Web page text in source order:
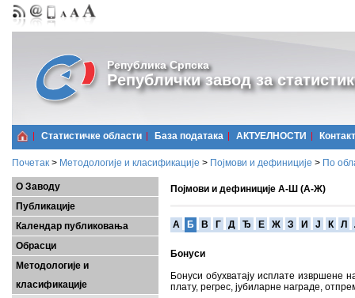
Република Српска
Републички завод за
Статистичке области Базa података АКТУЕЛНОСТИ Контакт
Почетак > Методологије и класификације > Појмови и дефиниције > По
О Заводу
Публикације
Календар публиковања
Обрасци
Методологије и
класификације
Појмови и дефиниције А-Ш (А-Ж)
A Б В Г Д Ђ Е Ж З И Ј К Л
Бонуси
Бонуси обухватају исплате извршене
плату, регрес, јубиларне награде,